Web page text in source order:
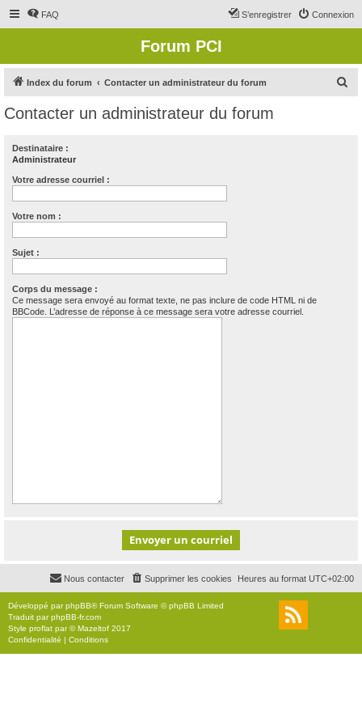
FAQ Connexion
S’enregistrer
Forum PCI
Index du forum Contacter un administrateur du forum
Contacter un administrateur du forum
Destinataire :
Administrateur
Votre adresse courriel :
Votre nom :
Sujet :
Corps du message :
Ce message sera envoyé au format texte, ne pas inclure de code HTML ni de
BBCode. L’adresse de réponse à ce message sera votre adresse courriel.
Heures au format UTC+02:00
Supprimer les cookies
Nous contacter
Développé parphpBB® Forum Software © phpBB Limited
Traduit parphpBB-fr.com
Style proflat par ©Mazeltof 2017
Confidentialité | Conditions